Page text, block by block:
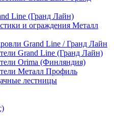
Line (Гранд Лайн)
и ограждения Металл
Grand Line / Гранд Лайн
Grand Line (Гранд Лайн)
Orima (Финляндия)
Металл Профиль
лестницы